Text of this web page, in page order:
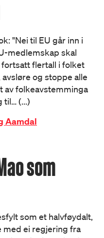
"Nei til EU går inn i
medlemskap skal
flertall i folket
og stoppe alle
av folkeavstemminga
til… (...)
Aamdal
som
som et halvføydalt,
med ei regjering fra